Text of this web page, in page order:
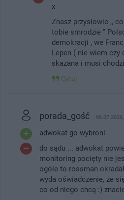
x
Znasz przysłowie ,,
tobie smrodzie ''
demokracji , we
Lepen ( nie wiem czy
skazana i musi
Cytuj
porada_gość
adwokat go wybroni
do sądu ... adwokat
monitoring pocięty nie
ogóle to rossman
wyda oświadczenie, że
co od niego chcą :)